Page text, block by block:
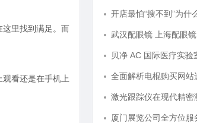
里找到满足。而
看还是在手机上
武汉配眼镜 上海配眼镜